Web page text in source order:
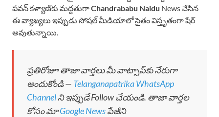
పవన్ కళ్యాణ్‌కు మద్దతుగాChandrababu Naidu News చేసిన
ఈ వ్యాఖ్యలు ఇప్పుడు సోషల్ మీడియాలో సైతం విస్తృతంగా షేర్
అవుతున్నాయి.
ప్రతిరోజూ తాజా వార్తలు మీ వాట్సాప్‌కు నేరుగా
అందుకోండి — Telanganapatrika WhatsApp
Channelని ఇప్పుడే Follow చేయండి. తాజా వార్తల
కోసం మాGoogle Newsపేజీని